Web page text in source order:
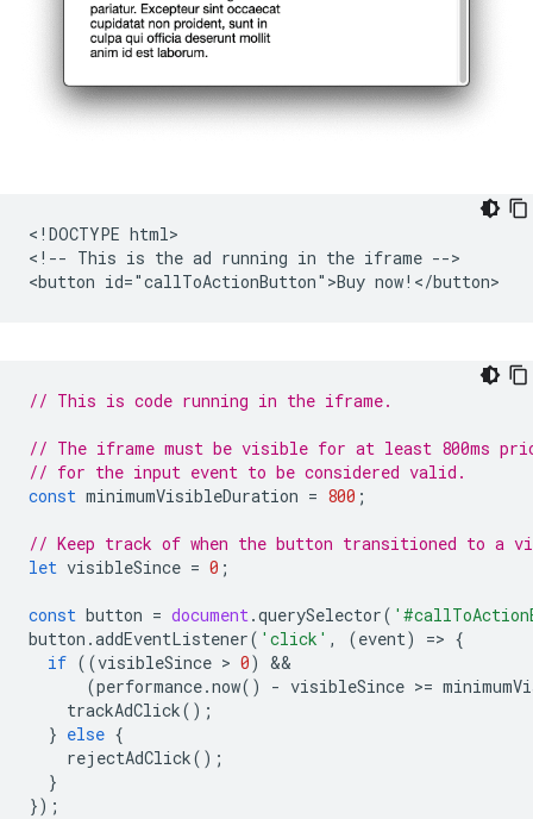
<!DOCTYPE html>
<!-- This is the ad running in the iframe -->
// This is code running in the iframe.
// The iframe must be visible for at least 800ms
// for the input event to be considered valid.
const minimumVisibleDuration = 800 ;
// Keep track of when the button transitioned to a
let visibleSince = 0 ;
const button = document.querySelector(
button .addEventListener( 'click' , (event) => {
if ((visibleSince > 0)
(performance.now() - visibleSince >=
trackAdClick();
} else {
rejectAdClick();
}
});